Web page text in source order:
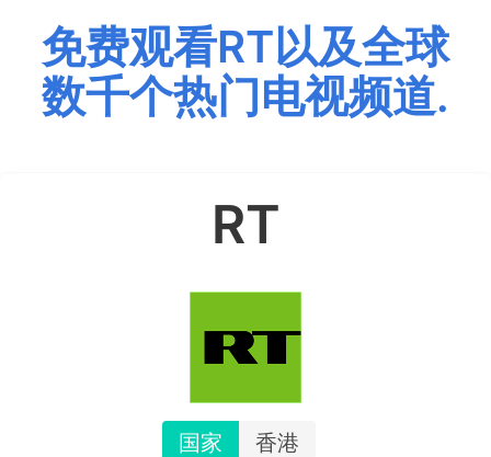
免费观看RT以及全球
数千个热门电视频道.
RT
国家 香港